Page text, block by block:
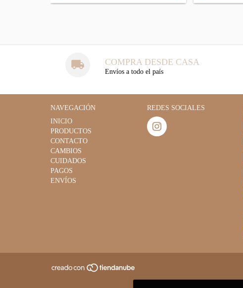
COMPRA DESDE CASA
Envíos a todo el país
NAVEGACIÓN
INICIO
PRODUCTOS
CONTACTO
CAMBIOS
CUIDADOS
PAGOS
ENVÍOS
REDES SOCIALES